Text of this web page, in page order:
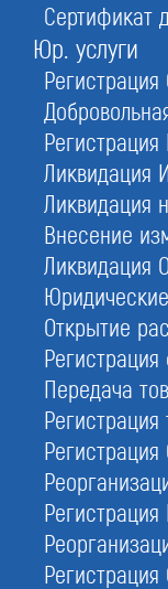
Сертификат
Юр. услуги
Ликвидация
Ликвидация
Внесение
Ликвидация
Открытие
Передача
Регистрация
Статус:
Исключено из
Ростехнадзора от
недействительны
Сокращенное
Ассоциация СРО
Номер в реестре:
СРО-С-143-23122009
Дата регистрации:
23.12.2009
7723367613
1097799006271
Адрес:
123100, Пресненская
Кол-во активных
Размер компфонда
14 800 000